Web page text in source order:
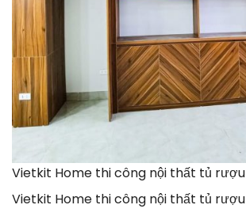
Vietkit Home thi công nội thất tủ rượu
Vietkit Home thi công nội thất tủ rượu